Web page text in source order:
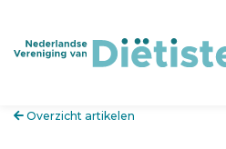
Overzicht artikelen